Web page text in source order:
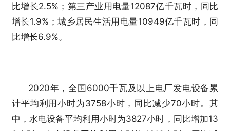
比增长2.5%；第三产业用电量12087亿千瓦时，同比
增长1.9%；城乡居民生活用电量10949亿千瓦时，同
比增长6.9%。
2020年，全国6000千瓦及以上电厂发电设备累
计平均利用小时为3758小时，同比减少70小时。其
中，水电设备平均利用小时为3827小时，同比增加13